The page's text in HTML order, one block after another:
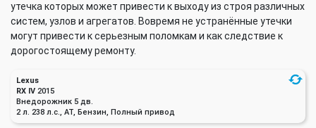
утечка которых может привести к выходу из строя различных
систем, узлов и агрегатов. Вовремя не устранённые утечки
могут привести к серьезным поломкам и как следствие к
дорогостоящему ремонту.
Lexus
RX IV 2015
Внедорожник 5 дв.
2 л. 238 л.с., AT, Бензин, Полный привод